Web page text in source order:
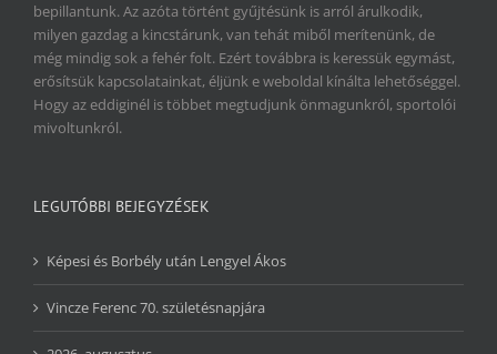
bepillantunk. Az azóta történt gyűjtésünk is arról árulkodik,
milyen gazdag a kincstárunk, van tehát miből merítenünk, de
még mindig sok a fehér folt. Ezért továbbra is keressük egymást,
erősítsük kapcsolatainkat, éljünk e weboldal kínálta lehetőséggel.
Hogy az eddiginél is többet megtudjunk önmagunkról, sportolói
mivoltunkról.
LEGUTÓBBI BEJEGYZÉSEK
Képesi és Borbély után Lengyel Ákos
Vincze Ferenc 70. születésnapjára